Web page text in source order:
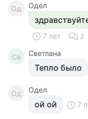
Од Одел
7 лет 2
Св Светлана
Тепло было
Од Одел
ой ой 7